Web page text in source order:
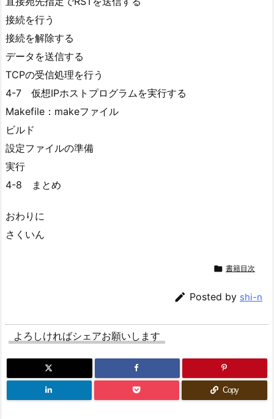
接続を行う
接続を解除する
データを送信する
TCPの受信処理を行う
4-7 仮想IPホストプログラムを実行する
Makefile：makeファイル
ビルド
設定ファイルの準備
実行
4-8 まとめ
おわりに
さくいん
 書籍目次
 Posted by shi-n
よろしければシェアお願いします
Copy